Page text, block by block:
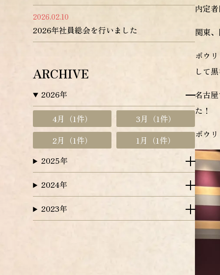
内定
関東
ボウ
して
名古
た！
ボウ
2026.02.10
2026年社員総会を行いました
ARCHIVE
2026年
4月 （1件） 3月 （1件）
2月 （1件） 1月 （1件）
2025年
2024年
2023年